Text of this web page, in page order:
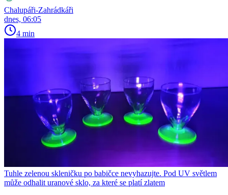
Chalupáři-Zahrádkáři
dnes, 06:05
4 min
Tuhle zelenou skleničku po babičce nevyhazujte. Pod UV světlem
může odhalit uranové sklo, za které se platí zlatem